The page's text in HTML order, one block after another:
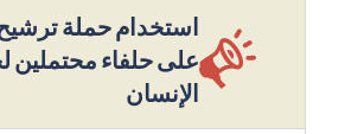
استخدام حملة
على حلفاء محتملين
الإنسان